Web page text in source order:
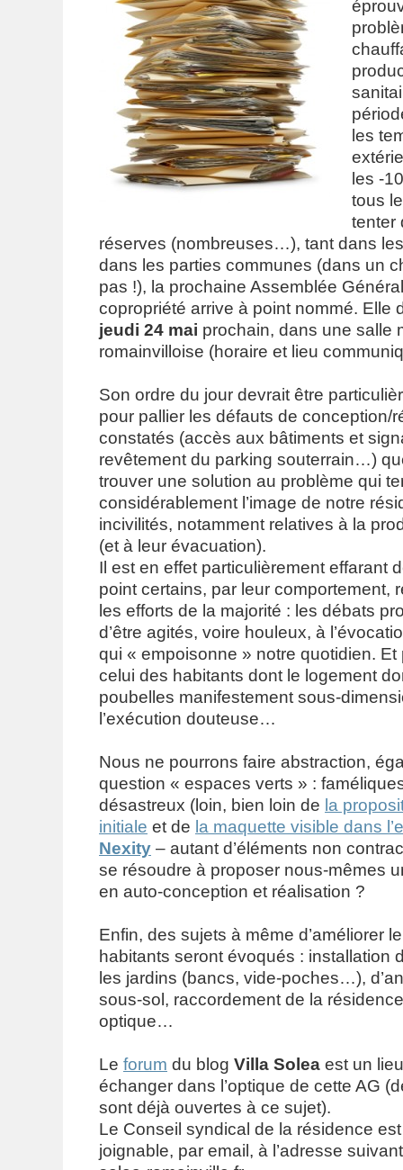
les
les -
tous
tenter
réserves (nombreuses…), tant dans
dans les parties communes (dans un
pas !), la prochaine Assemblée
copropriété arrive à point nommé. Elle
jeudi 24 mai prochain, dans une salle
romainvilloise (horaire et lieu
Son ordre du jour devrait être
pour pallier les défauts de conception/
constatés (accès aux bâtiments et
revêtement du parking souterrain…)
trouver une solution au problème qui
considérablement l’image de notre
incivilités, notamment relatives à la
(et à leur évacuation).
Il est en effet particulièrement effarant
point certains, par leur comportement,
les efforts de la majorité : les débats
d’être agités, voire houleux, à
qui « empoisonne » notre quotidien. Et
celui des habitants dont le logement
poubelles manifestement sous-
l’exécution douteuse…
Nous ne pourrons faire abstraction,
question « espaces verts » :
désastreux (loin, bien loin de la
initiale et de la maquette visible dans
Nexity – autant d’éléments non
se résoudre à proposer nous-mêmes
en auto-conception et réalisation ?
Enfin, des sujets à même d’améliorer
habitants seront évoqués : installation
les jardins (bancs, vide-poches…),
sous-sol, raccordement de la
optique…
Le forum du blog Villa Solea est un
échanger dans l’optique de cette AG
sont déjà ouvertes à ce sujet).
Le Conseil syndical de la résidence
joignable, par email, à l’adresse